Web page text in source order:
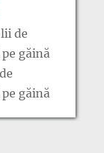
de
găină
găină